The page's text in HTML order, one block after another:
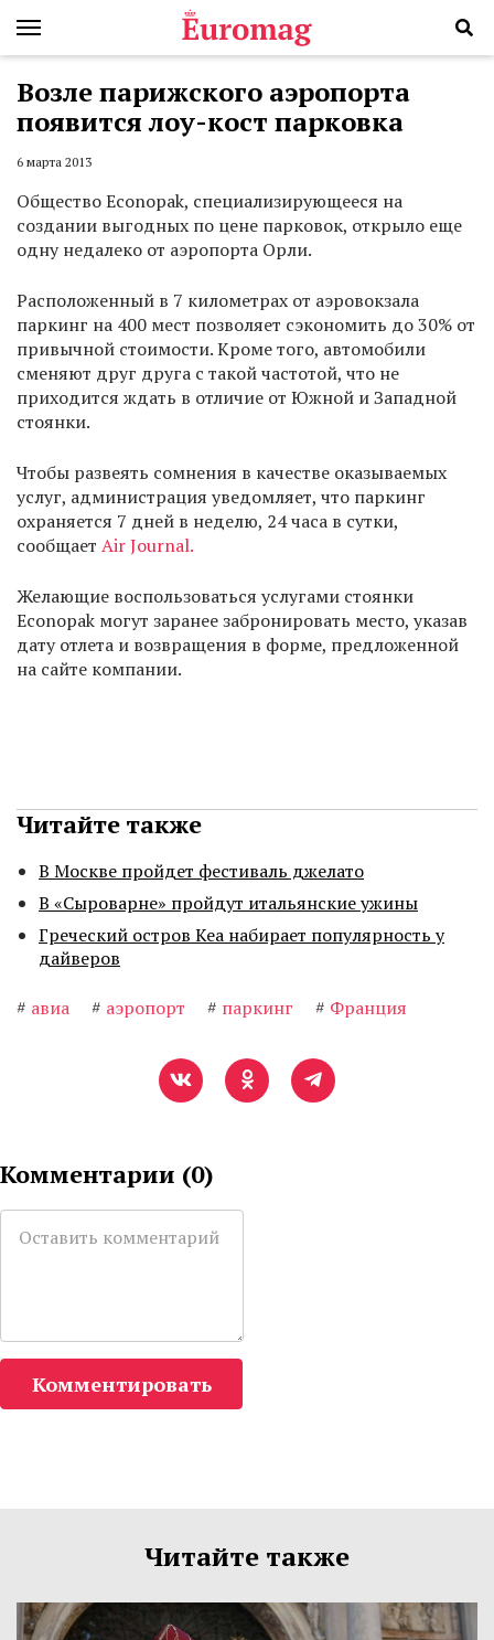
Возле парижского аэропорта
появится лоу-кост парковка
6 марта 2013
Общество Econopak, специализирующееся на
создании выгодных по цене парковок, открыло еще
одну недалеко от аэропорта Орли.
Расположенный в 7 километрах от аэровокзала
паркинг на 400 мест позволяет сэкономить до 30% от
привычной стоимости. Кроме того, автомобили
сменяют друг друга с такой частотой, что не
приходится ждать в отличие от Южной и Западной
стоянки.
Чтобы развеять сомнения в качестве оказываемых
услуг, администрация уведомляет, что паркинг
охраняется 7 дней в неделю, 24 часа в сутки,
сообщает Air Journal.
Желающие воспользоваться услугами стоянки
Econopak могут заранее забронировать место, указав
дату отлета и возвращения в форме, предложенной
на сайте компании.
Читайте также
В Москве пройдет фестиваль джелато
В «Сыроварне» пройдут итальянские ужины
Греческий остров Кеа набирает популярность у
дайверов
# авиа # аэропорт # паркинг # Франция
Комментарии (0)
Комментировать
Читайте также